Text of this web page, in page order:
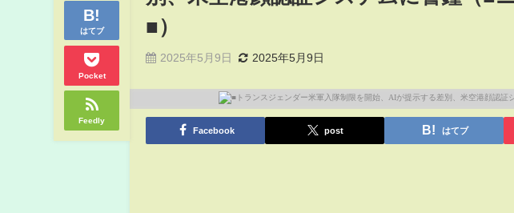
はてブ
Pocket
Feedly
■）
2025年5月9日 2025年5月9日
Facebook post はてブ